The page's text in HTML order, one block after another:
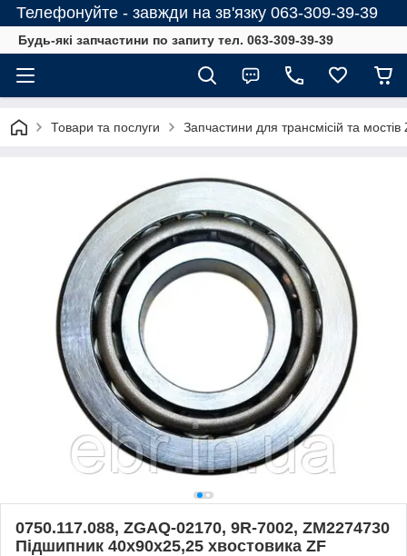
Телефонуйте - завжди на зв'язку 063-309-39-39
Будь-які запчастини по запиту тел. 063-309-39-39
Товари та послуги Запчастини для трансмісій та мостів
0750.117.088, ZGAQ-02170, 9R-7002, ZM2274730
Підшипник 40х90х25,25 хвостовика ZF